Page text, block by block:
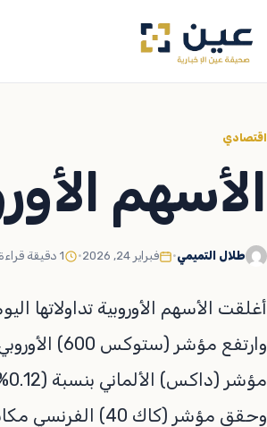
إلى
المحتوى
اقتصادي
الأسهم
طلال التميمي• فبراير 24, 2026 • 1 دقيقة قراءة
أغلقت الأسهم الأوروبية تداولاتها
مؤشر (داكس) الألماني بنسبة (0.12%) ليصل عند مستوى (25021.65) نقطة.
وحقق مؤشر (كاك 40) الفرنسي مكاسب بنسبة (0.26%) ليصل إلى مستوى (8519.21) نقطة.